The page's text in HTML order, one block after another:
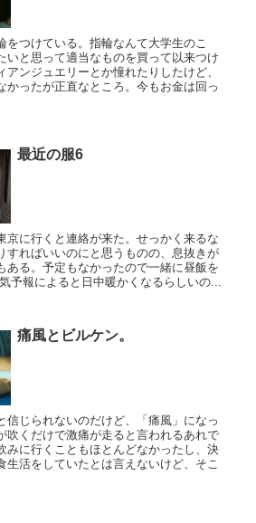
つけている。指輪なんて大学生のこ
いと思って適当なものを買って以来つけ
ンジュエリーとか憧れたりしたけど、
かったが正直なところ。今もお金は回っ
最近の服6
京に行くと連絡が来た。せっかく来るな
すればいいのにと思うものの、息抜きが
ある。予定もなかったので一緒に昼飯を
予報によると日中暖かくなるらしいの...
痛風とビルケン。
じられないのだけど、「痛風」になっ
吹くだけで激痛が走ると言われるあれで
みに行くこともほとんどなかったし、決
生活をしていたとは言えないけど、そこ